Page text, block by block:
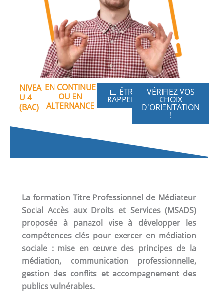
NIVEA
U 4
(BAC)
EN CONTINUE
OU EN
ALTERNANCE
📅 ÊTRE
RAPPELÉ
VÉRIFIEZ VOS
CHOIX
D'ORIENTATION
!
La formation Titre Professionnel de Médiateur
Social Accès aux Droits et Services (MSADS)
proposée à panazol vise à développer les
compétences clés pour exercer en médiation
sociale : mise en œuvre des principes de la
médiation, communication professionnelle,
gestion des conflits et accompagnement des
publics vulnérables.